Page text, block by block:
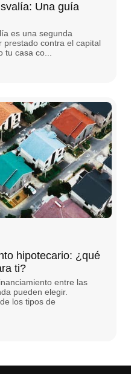
Una guía
es una segunda
prestado contra el capital
tu casa co...
hipotecario: ¿qué
ti?
entre las
pueden elegir.
los tipos de